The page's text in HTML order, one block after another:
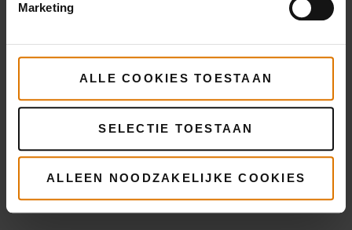
Marketing
ALLE COOKIES TOESTAAN
SELECTIE TOESTAAN
ALLEEN NOODZAKELIJKE COOKIES